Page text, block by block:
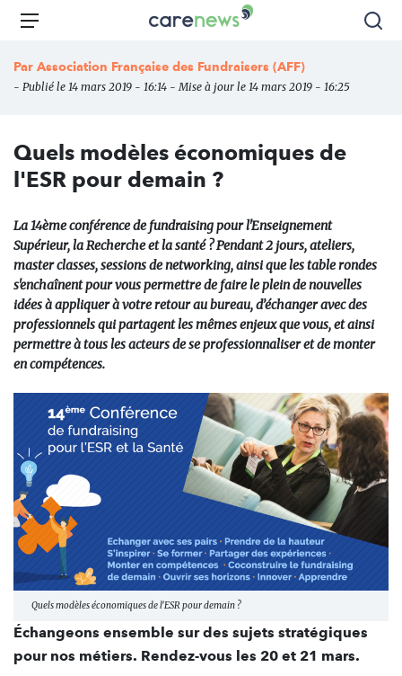
Aller
principal
Carenews,
média
des
l'engagement
Menu
Par Association Française des Fundraisers (AFF)
- Publié le 14 mars 2019 - 16:14 - Mise à jour le 14 mars 2019 - 16:25
Quels modèles économiques de
l'ESR pour demain ?
La 14ème conférence de fundraising pour l'Enseignement
Supérieur, la Recherche et la santé ? Pendant 2 jours, ateliers,
master classes, sessions de networking, ainsi que les table rondes
s'enchaînent pour vous permettre de faire le plein de nouvelles
idées à appliquer à votre retour au bureau, d’échanger avec des
professionnels qui partagent les mêmes enjeux que vous, et ainsi
permettre à tous les acteurs de se professionnaliser et de monter
en compétences.
Quels modèles économiques de l'ESR pour demain ?
Échangeons ensemble sur des sujets stratégiques
pour nos métiers. Rendez-vous les 20 et 21 mars.